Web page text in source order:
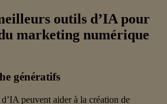
outils d’IA pour
marketing numérique
génératifs
peuvent aider à la création de